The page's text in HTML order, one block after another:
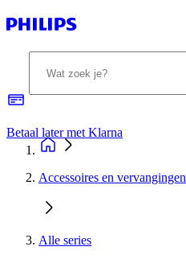
Betaal later met Klarna
Accessoires en vervangingen
Alle series